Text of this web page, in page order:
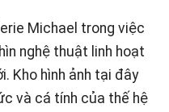
Michael trong việc
nghệ thuật linh hoạt
Kho hình ảnh tại đây
và cá tính của thế hệ